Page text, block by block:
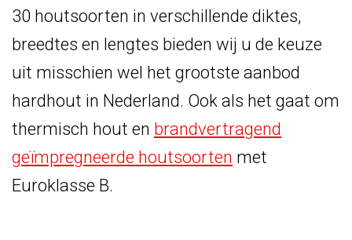
30 houtsoorten in verschillende diktes,
breedtes en lengtes bieden wij u de keuze
uit misschien wel het grootste aanbod
hardhout in Nederland. Ook als het gaat om
thermisch hout en brandvertragend
geïmpregneerde houtsoorten met
Euroklasse B.